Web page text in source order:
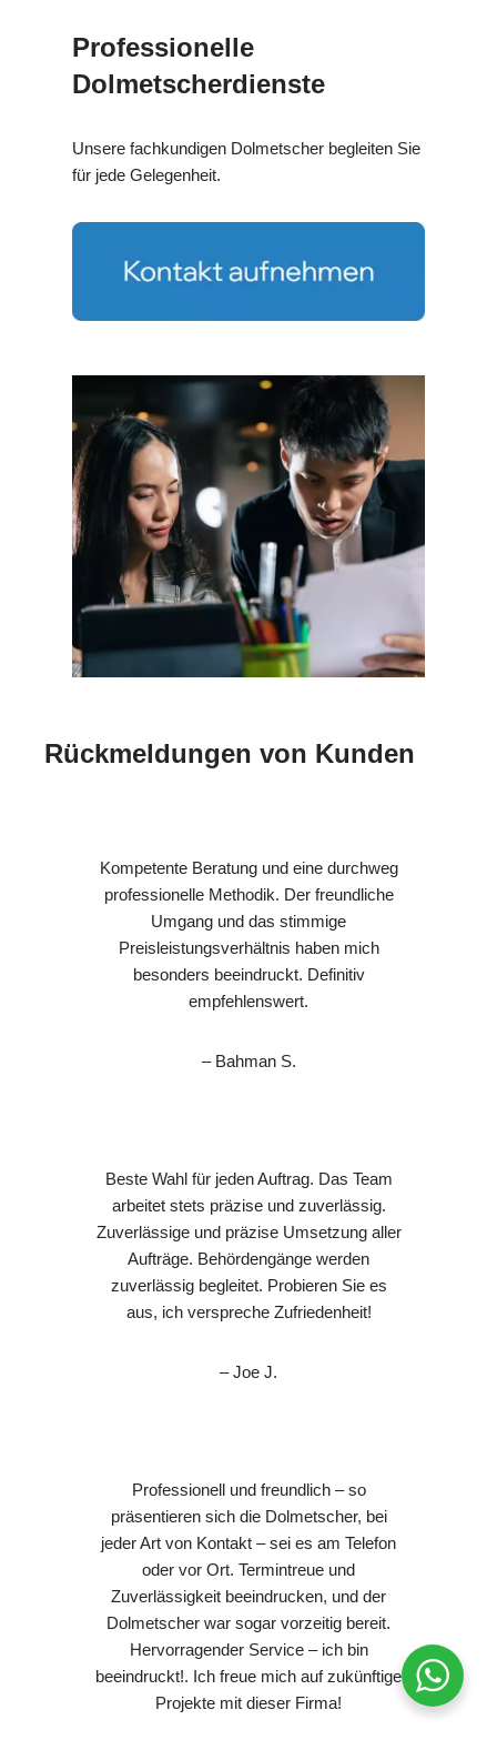
Professionelle
Dolmetscherdienste
Unsere fachkundigen Dolmetscher begleiten Sie
für jede Gelegenheit.
Rückmeldungen von Kunden
Kompetente Beratung und eine durchweg
professionelle Methodik. Der freundliche
Umgang und das stimmige
Preisleistungsverhältnis haben mich
besonders beeindruckt. Definitiv
empfehlenswert.
– Bahman S.
Beste Wahl für jeden Auftrag. Das Team
arbeitet stets präzise und zuverlässig.
Zuverlässige und präzise Umsetzung aller
Aufträge. Behördengänge werden
zuverlässig begleitet. Probieren Sie es
aus, ich verspreche Zufriedenheit!
– Joe J.
Professionell und freundlich – so
präsentieren sich die Dolmetscher, bei
jeder Art von Kontakt – sei es am Telefon
oder vor Ort. Termintreue und
Zuverlässigkeit beeindrucken, und der
Dolmetscher war sogar vorzeitig bereit.
Hervorragender Service – ich bin
beeindruckt!. Ich freue mich auf zukünftige
Projekte mit dieser Firma!